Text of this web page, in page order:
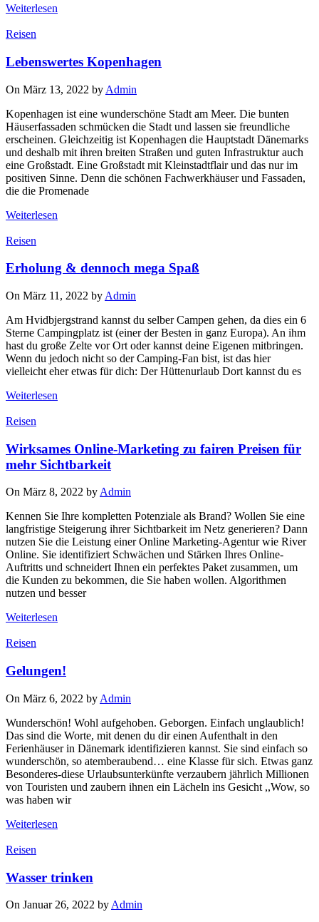
Weiterlesen
Reisen
Lebenswertes Kopenhagen
On März 13, 2022 by Admin
Kopenhagen ist eine wunderschöne Stadt am Meer. Die bunten
Häuserfassaden schmücken die Stadt und lassen sie freundliche
erscheinen. Gleichzeitig ist Kopenhagen die Hauptstadt Dänemarks
und deshalb mit ihren breiten Straßen und guten Infrastruktur auch
eine Großstadt. Eine Großstadt mit Kleinstadtflair und das nur im
positiven Sinne. Denn die schönen Fachwerkhäuser und Fassaden,
die die Promenade
Weiterlesen
Reisen
Erholung & dennoch mega Spaß
On März 11, 2022 by Admin
Am Hvidbjergstrand kannst du selber Campen gehen, da dies ein 6
Sterne Campingplatz ist (einer der Besten in ganz Europa). An ihm
hast du große Zelte vor Ort oder kannst deine Eigenen mitbringen.
Wenn du jedoch nicht so der Camping-Fan bist, ist das hier
vielleicht eher etwas für dich: Der Hüttenurlaub Dort kannst du es
Weiterlesen
Reisen
Wirksames Online-Marketing zu fairen Preisen für
mehr Sichtbarkeit
On März 8, 2022 by Admin
Kennen Sie Ihre kompletten Potenziale als Brand? Wollen Sie eine
langfristige Steigerung ihrer Sichtbarkeit im Netz generieren? Dann
nutzen Sie die Leistung einer Online Marketing-Agentur wie River
Online. Sie identifiziert Schwächen und Stärken Ihres Online-
Auftritts und schneidert Ihnen ein perfektes Paket zusammen, um
die Kunden zu bekommen, die Sie haben wollen. Algorithmen
nutzen und besser
Weiterlesen
Reisen
Gelungen!
On März 6, 2022 by Admin
Wunderschön! Wohl aufgehoben. Geborgen. Einfach unglaublich!
Das sind die Worte, mit denen du dir einen Aufenthalt in den
Ferienhäuser in Dänemark identifizieren kannst. Sie sind einfach so
wunderschön, so atemberaubend… eine Klasse für sich. Etwas ganz
Besonderes-diese Urlaubsunterkünfte verzaubern jährlich Millionen
von Touristen und zaubern ihnen ein Lächeln ins Gesicht ,,Wow, so
was haben wir
Weiterlesen
Reisen
Wasser trinken
On Januar 26, 2022 by Admin